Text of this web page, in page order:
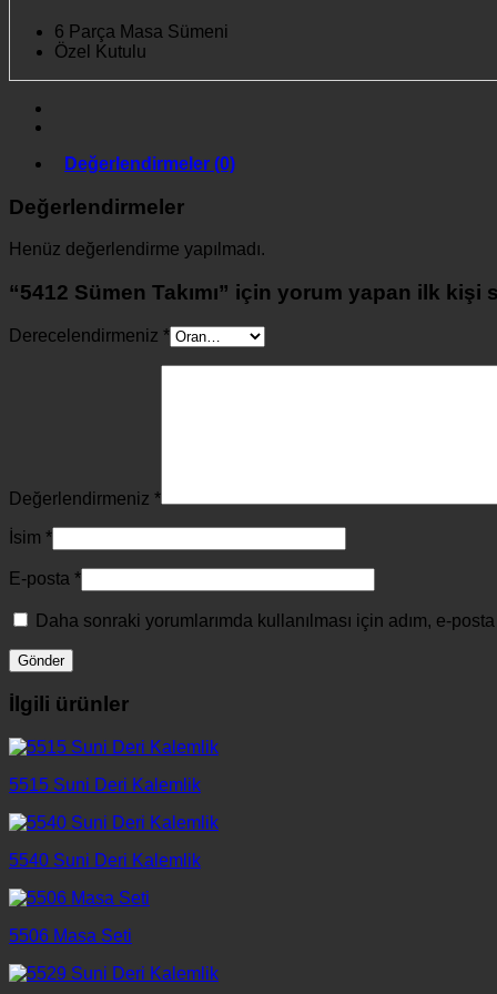
6 Parça Masa Sümeni
Özel Kutulu
Değerlendirmeler (0)
Değerlendirmeler
Henüz değerlendirme yapılmadı.
“5412 Sümen Takımı” için yorum yapan ilk kişi
Derecelendirmeniz *
Değerlendirmeniz *
İsim *
E-posta *
Daha sonraki yorumlarımda kullanılması için adım, e-
İlgili ürünler
5515 Suni Deri Kalemlik
5540 Suni Deri Kalemlik
5506 Masa Seti